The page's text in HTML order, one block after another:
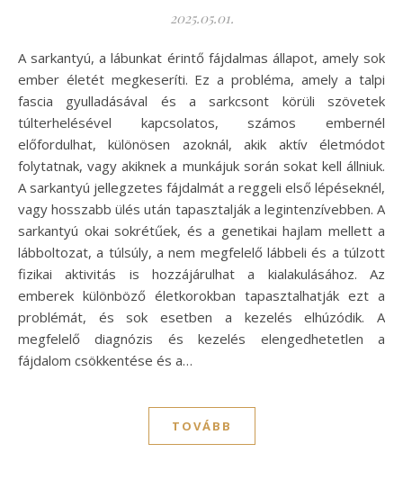
2025.05.01.
A sarkantyú, a lábunkat érintő fájdalmas állapot, amely sok
ember életét megkeseríti. Ez a probléma, amely a talpi
fascia gyulladásával és a sarkcsont körüli szövetek
túlterhelésével kapcsolatos, számos embernél
előfordulhat, különösen azoknál, akik aktív életmódot
folytatnak, vagy akiknek a munkájuk során sokat kell állniuk.
A sarkantyú jellegzetes fájdalmát a reggeli első lépéseknél,
vagy hosszabb ülés után tapasztalják a legintenzívebben. A
sarkantyú okai sokrétűek, és a genetikai hajlam mellett a
lábboltozat, a túlsúly, a nem megfelelő lábbeli és a túlzott
fizikai aktivitás is hozzájárulhat a kialakulásához. Az
emberek különböző életkorokban tapasztalhatják ezt a
problémát, és sok esetben a kezelés elhúzódik. A
megfelelő diagnózis és kezelés elengedhetetlen a
fájdalom csökkentése és a…
TOVÁBB